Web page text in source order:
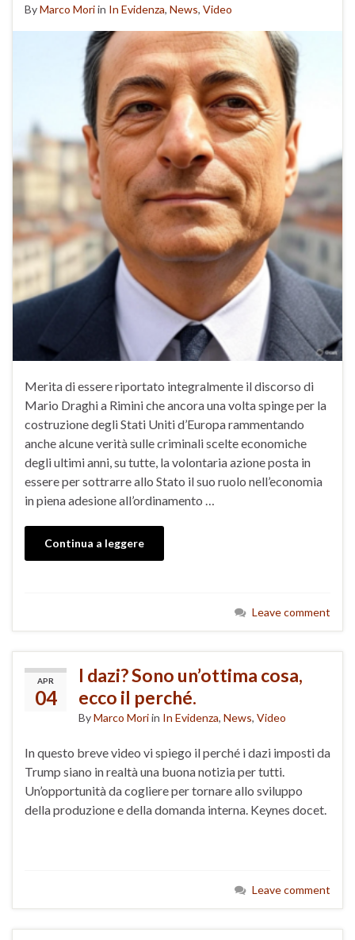
ByMarco Moriin In Evidenza, News, Video
Merita di essere riportato integralmente il discorso di
Mario Draghi a Rimini che ancora una volta spinge per la
costruzione degli Stati Uniti d’Europa rammentando
anche alcune verità sulle criminali scelte economiche
degli ultimi anni, su tutte, la volontaria azione posta in
essere per sottrarre allo Stato il suo ruolo nell’economia
in piena adesione all’ordinamento …
Continua a leggere
Leave comment
APR
04
I dazi? Sono un’ottima cosa,
ecco il perché.
ByMarco Moriin In Evidenza, News, Video
In questo breve video vi spiego il perché i dazi imposti da
Trump siano in realtà una buona notizia per tutti.
Un’opportunità da cogliere per tornare allo sviluppo
della produzione e della domanda interna. Keynes docet.
Leave comment